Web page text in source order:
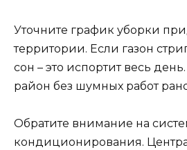
Уточните график уборки
территории. Если газон
сон – это испортит весь
район без шумных работ
Обратите внимание на
кондиционирования.